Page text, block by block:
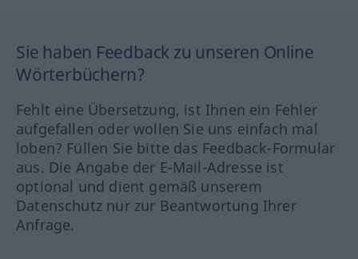
Sie haben Feedback zu unseren Online
Wörterbüchern?
Fehlt eine Übersetzung, ist Ihnen ein Fehler
aufgefallen oder wollen Sie uns einfach mal
loben? Füllen Sie bitte das Feedback-Formular
aus. Die Angabe der E-Mail-Adresse ist
optional und dient gemäß unserem
Datenschutz nur zur Beantwortung Ihrer
Anfrage.